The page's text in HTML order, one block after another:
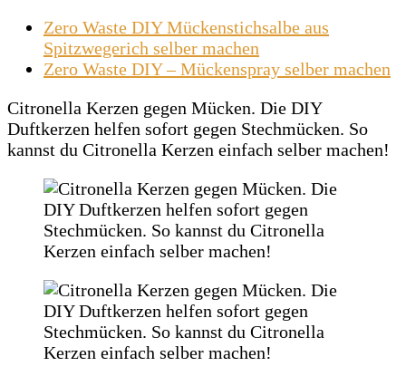
Zero Waste DIY Mückenstichsalbe aus
Spitzwegerich selber machen
Zero Waste DIY – Mückenspray selber machen
Citronella Kerzen gegen Mücken. Die DIY
Duftkerzen helfen sofort gegen Stechmücken. So
kannst du Citronella Kerzen einfach selber machen!